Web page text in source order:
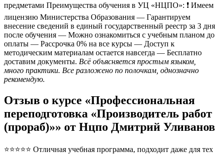
предметами Преимущества обучения в УЦ «НЦПО»: ❗️ Имеем
лицензию Министерства Образования — Гарантируем
внесение сведений в единый государственный реестр за 3 дня
после обучения — Можно ознакомиться с учебным планом до
оплаты — Рассрочка 0% на все курсы — Доступ к
методическим материалам остается навсегда — Бесплатно
доставим документы. Всё объясняется простым языком,
много практики. Все разложено по полочкам, однозначно
рекомендую.
Отзыв о курсе «Профессиональная
переподготовка «Производитель работ
(прораб)»» от Нцпо Дмитрий Уливанов
⭐⭐⭐⭐⭐ Отличная учебная программа, подходит даже для тех